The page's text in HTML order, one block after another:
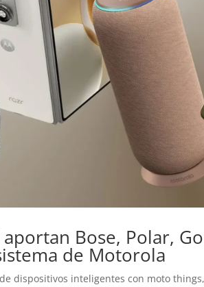
Bose, Polar,
de Motorola
dispositivos inteligentes con moto